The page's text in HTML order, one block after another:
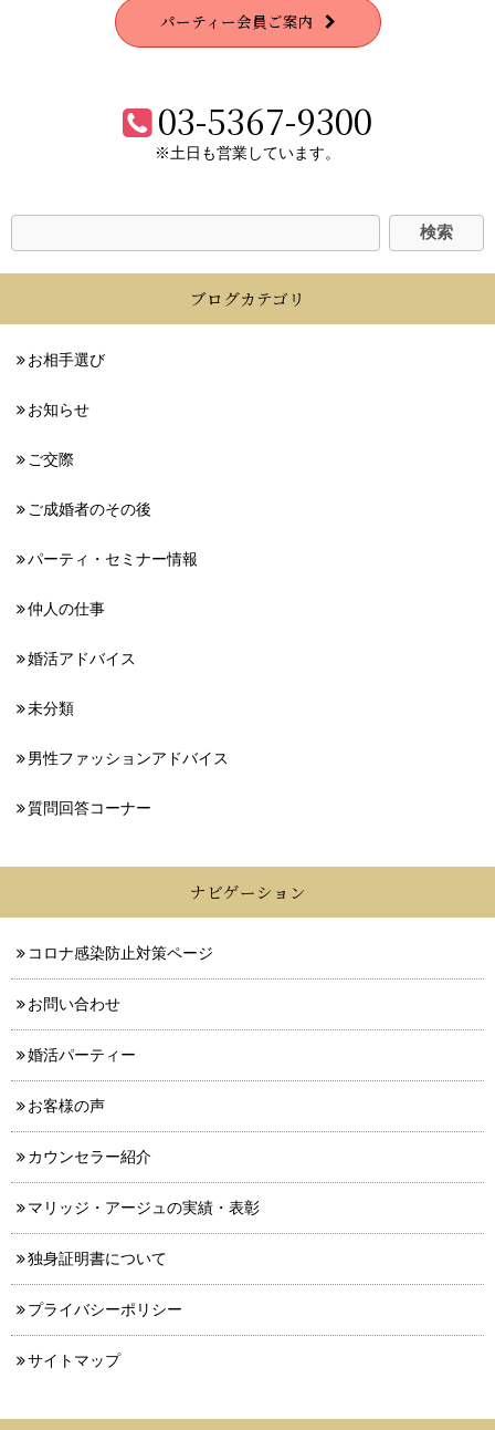
パーティー会員ご案内
03-5367-9300
※土日も営業しています。
ブログカテゴリ
お相手選び
お知らせ
ご交際
ご成婚者のその後
パーティ・セミナー情報
仲人の仕事
婚活アドバイス
未分類
男性ファッションアドバイス
質問回答コーナー
ナビゲーション
コロナ感染防止対策ページ
お問い合わせ
婚活パーティー
お客様の声
カウンセラー紹介
マリッジ・アージュの実績・表彰
独身証明書について
プライバシーポリシー
サイトマップ